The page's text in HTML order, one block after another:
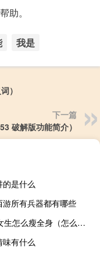
助。
我是
）
下一篇
破解版功能简介）
的是什么
游所有兵器都有哪些
12岁女生怎么瘦全身（怎么瘦全身）
味有什么